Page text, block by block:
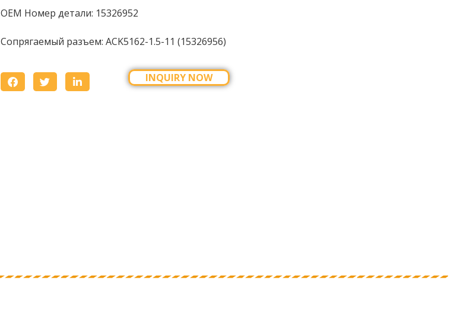
OEM Номер детали: 15326952
Сопрягаемый разъем: ACK5162-1.5-11 (15326956)
INQUIRY NOW